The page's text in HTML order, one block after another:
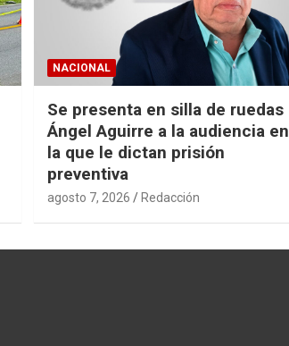
NACIONAL
Se presenta en silla de ruedas
Ángel Aguirre a la audiencia en
la que le dictan prisión
preventiva
agosto 7, 2026 Redacción